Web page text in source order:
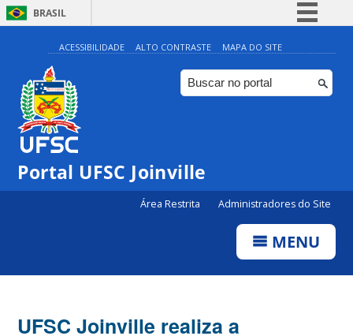
BRASIL
Simplifique!
Comunica BR
Participe
ACESSIBILIDADE ALTO CONTRASTE MAPA DO SITE
Portal UFSC Joinville
Área Restrita Administradores do Site
MENU
UFSC Joinville realiza a